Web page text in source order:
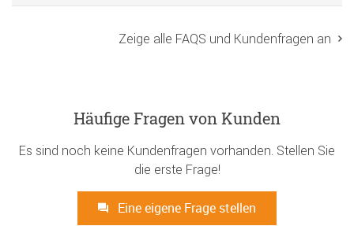
Zeige alle FAQS und Kundenfragen an
Häufige Fragen von Kunden
Es sind noch keine Kundenfragen vorhanden. Stellen Sie
die erste Frage!
Eine eigene Frage stellen